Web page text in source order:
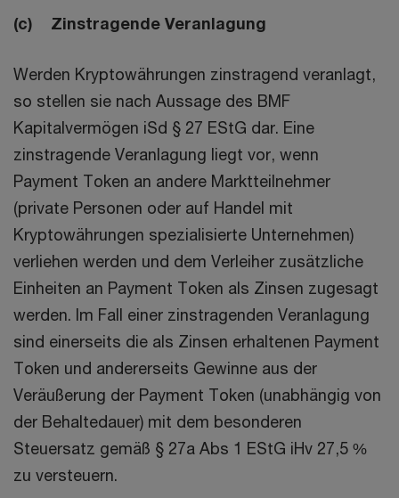
(c) Zinstragende Veranlagung
Werden Kryptowährungen zinstragend veranlagt,
so stellen sie nach Aussage des BMF
Kapitalvermögen iSd § 27 EStG dar. Eine
zinstragende Veranlagung liegt vor, wenn
Payment Token an andere Marktteilnehmer
(private Personen oder auf Handel mit
Kryptowährungen spezialisierte Unternehmen)
verliehen werden und dem Verleiher zusätzliche
Einheiten an Payment Token als Zinsen zugesagt
werden. Im Fall einer zinstragenden Veranlagung
sind einerseits die als Zinsen erhaltenen Payment
Token und andererseits Gewinne aus der
Veräußerung der Payment Token (unabhängig von
der Behaltedauer) mit dem besonderen
Steuersatz gemäß § 27a Abs 1 EStG iHv 27,5 %
zu versteuern.